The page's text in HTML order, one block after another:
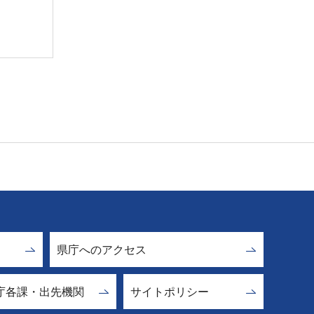
県庁へのアクセス
各課・出先機関 サイトポリシー